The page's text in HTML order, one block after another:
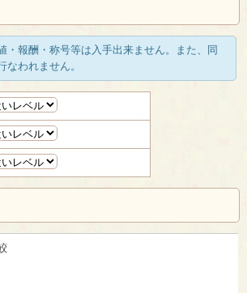
・報酬・称号等は入手出来ません。また、同
なわれません。